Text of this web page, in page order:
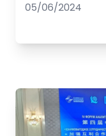
05/06/2024